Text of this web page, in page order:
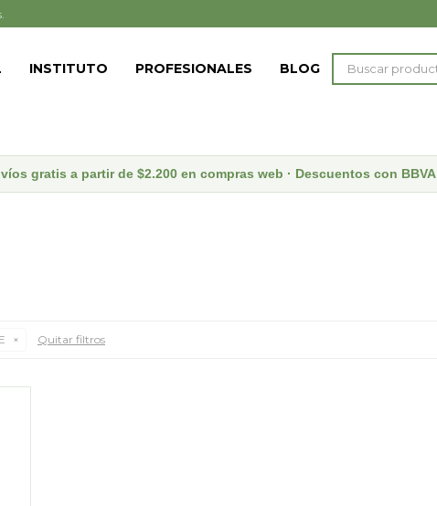
INSTITUTO PROFESIONALES BLOG
gratis a partir de $2.200 en compras web · Descuentos con BBVA
Quitar filtros